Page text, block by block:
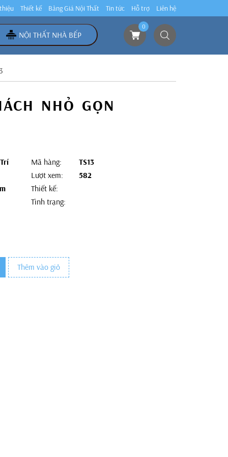
Thiết kế Bảng Giá Nội Thất Tin tức Hỗ trợ Liên hệ
NỘI THẤT NHÀ BẾP
0
NHỎ GỌN
Mã hàng:
TS13
Lượt xem:
582
Thiết kế:
Tình trạng:
Thêm vào giỏ